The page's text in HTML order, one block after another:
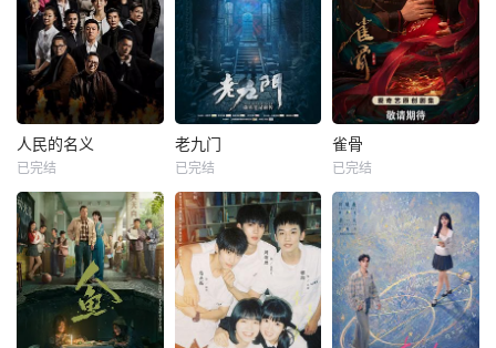
人民的名义
已完结
老九门
已完结
雀骨
已完结